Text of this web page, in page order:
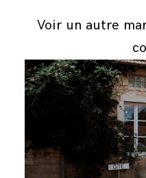
Voir un autre